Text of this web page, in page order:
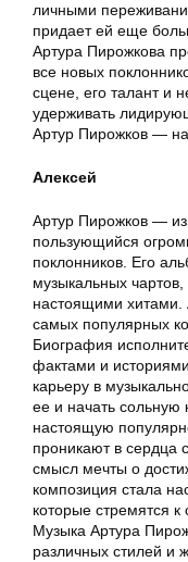
личными
придает ей еще
Артура Пирожкова
все новых
сцене, его талант и
удерживать
Артур Пирожков —
Алексей
Артур Пирожков —
пользующийся
поклонников. Его
музыкальных чартов,
настоящими хитами.
самых популярных
Биография
фактами и
карьеру в
ее и начать сольную
настоящую
проникают в сердца
смысл мечты о
композиция стала
которые стремятся
Музыка Артура
различных стилей и